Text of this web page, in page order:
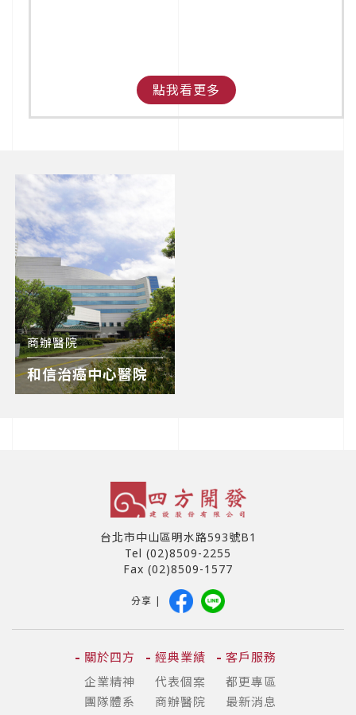
點我看更多
商辦醫院
和信治癌中心醫院
台北市中山區明水路593號B1
Tel (02)8509-2255
Fax (02)8509-1577
分享 |
關於四方
企業精神
團隊體系
經典業績
代表個案
商辦醫院
客戶服務
都更專區
最新消息